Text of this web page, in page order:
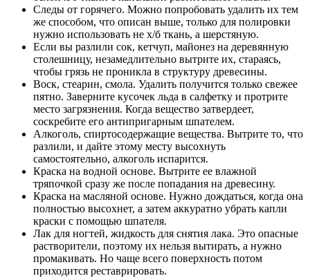
Следы от горячего. Можно попробовать удалить их тем
же способом, что описан выше, только для полировки
нужно использовать не х/б ткань, а шерстяную.
Если вы разлили сок, кетчуп, майонез на деревянную
столешницу, незамедлительно вытрите их, стараясь,
чтобы грязь не проникла в структуру древесины.
Воск, стеарин, смола. Удалить получится только свежее
пятно. Заверните кусочек льда в салфетку и протрите
место загрязнения. Когда вещество затвердеет,
соскребите его антипригарным шпателем.
Алкоголь, спиртосодержащие вещества. Вытрите то, что
разлили, и дайте этому месту высохнуть
самостоятельно, алкоголь испарится.
Краска на водной основе. Вытрите ее влажной
тряпочкой сразу же после попадания на древесину.
Краска на масляной основе. Нужно дождаться, когда она
полностью высохнет, а затем аккуратно убрать капли
краски с помощью шпателя.
Лак для ногтей, жидкость для снятия лака. Это опасные
растворители, поэтому их нельзя вытирать, а нужно
промакивать. Но чаще всего поверхность потом
приходится реставрировать.